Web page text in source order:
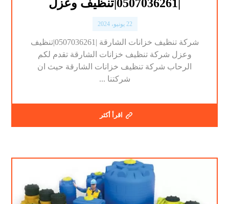
|0507036261|تنظيف وعزل
22 يونيو، 2024
شركة تنظيف خزانات الشارقة |0507036261|تنظيف
وعزل شركة تنظيف خزانات الشارقة تقدم لكم
الرحاب شركة تنظيف خزانات الشارقة حيث ان
شركتنا ...
اقرأ أكثر